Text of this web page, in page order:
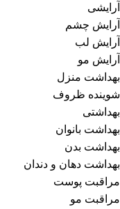
آرایشی
آرایش چشم
آرایش لب
آرایش مو
بهداشت منزل
شوینده ظروف
بهداشتی
بهداشت بانوان
بهداشت بدن
بهداشت دهان و دندان
مراقبت پوست
مراقبت مو